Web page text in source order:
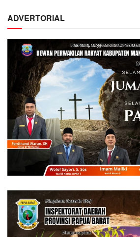
ADVERTORIAL